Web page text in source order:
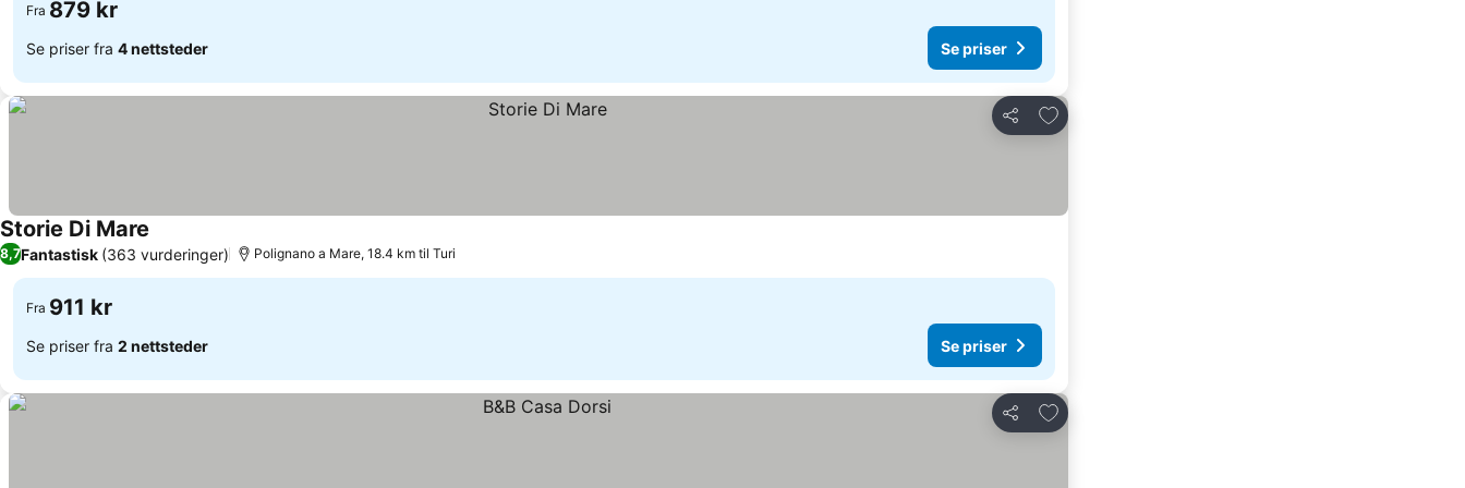
Fra 879 kr
Se priser fra 4 nettsteder Se priser
Del
Legg til i favoritter
Storie Di Mare
8,7Fantastisk (363 vurderinger) Polignano a Mare, 18.4 km til Turi
Fra 911 kr
Se priser fra 2 nettsteder Se priser
Del
Legg til i favoritter